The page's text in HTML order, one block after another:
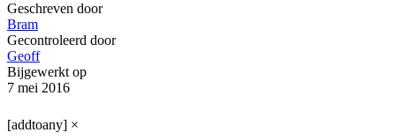
Geschreven door
Bram
Gecontroleerd door
Geoff
Bijgewerkt op
7 mei 2016
[addtoany] ×